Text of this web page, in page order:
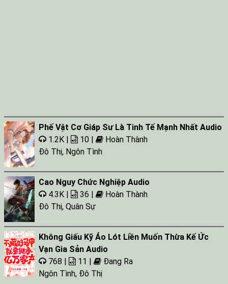
Phế Vật Cơ Giáp Sư Là Tinh Tế Mạnh Nhất Audio
1.2K |
10 |
Hoàn Thành
Đô Thị, Ngôn Tình
Cao Nguy Chức Nghiệp Audio
4.3K |
36 |
Hoàn Thành
Đô Thị, Quân Sự
Không Giấu Kỹ Áo Lót Liền Muốn Thừa Kế Ức
Vạn Gia Sản Audio
768 |
11 |
Đang Ra
Ngôn Tình, Đô Thị